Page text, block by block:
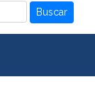
Buscar